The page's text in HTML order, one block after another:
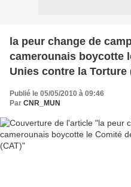
la peur change de
camerounais boycotte
Unies contre la Torture
Publié le 05/05/2010 à 09:46
Par CNR_MUN